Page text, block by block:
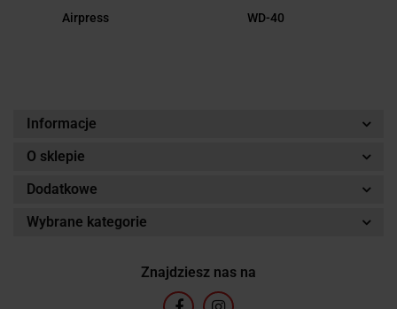
Airpress
WD-40
Informacje
O sklepie
Dodatkowe
Wybrane kategorie
Znajdziesz nas na